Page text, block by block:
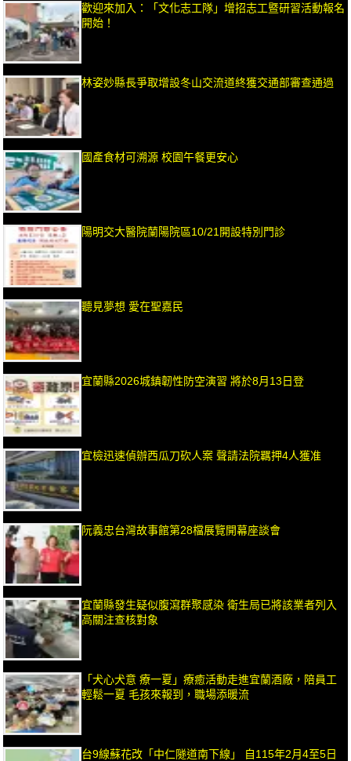
歡迎來加入：「文化志工隊」增招志工暨研習活動報名
開始！
林姿妙縣長爭取增設冬山交流道終獲交通部審查通過
國產食材可溯源 校園午餐更安心
陽明交大醫院蘭陽院區10/21開設特別門診
聽見夢想 愛在聖嘉民
宜蘭縣2026城鎮韌性防空演習 將於8月13日登
宜檢迅速偵辦西瓜刀砍人案 聲請法院羈押4人獲准
阮義忠台灣故事館第28檔展覽開幕座談會
宜蘭縣發生疑似腹瀉群聚感染 衛生局已將該業者列入
高關注查核對象
「犬心犬意 療一夏」療癒活動走進宜蘭酒廠，陪員工
輕鬆一夏 毛孩來報到，職場添暖流
台9線蘇花改「中仁隧道南下線」 自115年2月4至5日